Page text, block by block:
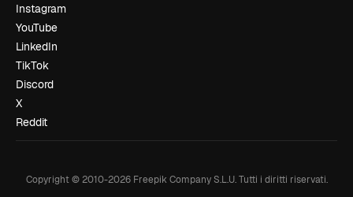
Instagram
YouTube
LinkedIn
TikTok
Discord
X
Reddit
Copyright © 2010-2026Freepik Company S.L.U. Tutti i diritti riservati.